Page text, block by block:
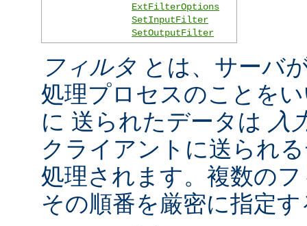
ExtFilterOptions
SetInputFilter
SetOutputFilter
フィルタ とは、サーバ
処理プロセスのことを
に 送られたデータは 入
クライアントに送られ
処理されます。複数の
その順番を厳密に指定